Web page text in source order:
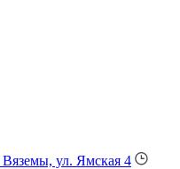
ул. Ямская 4